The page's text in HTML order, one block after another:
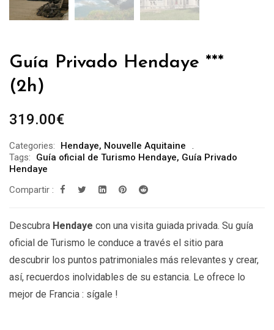
Guía Privado Hendaye ***
(2h)
319.00€
Categories: Hendaye, Nouvelle Aquitaine
Tags:
Guía oficial de Turismo Hendaye, Guía Privado
Hendaye
Compartir :
Descubra Hendaye con una visita guiada privada. Su guía
oficial de Turismo le conduce a través el sitio para
descubrir los puntos patrimoniales más relevantes y crear,
así, recuerdos inolvidables de su estancia. Le ofrece lo
mejor de Francia : sígale !